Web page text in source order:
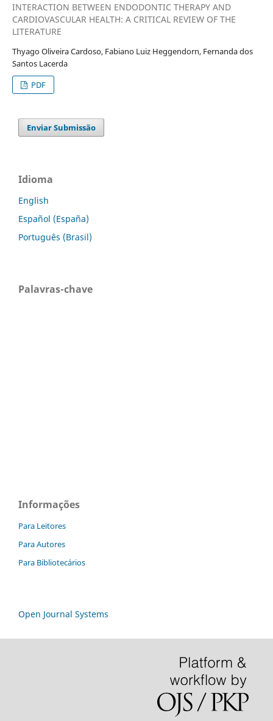
INTERACTION BETWEEN ENDODONTIC THERAPY AND
CARDIOVASCULAR HEALTH: A CRITICAL REVIEW OF THE
LITERATURE
Thyago Oliveira Cardoso, Fabiano Luiz Heggendorn, Fernanda dos
Santos Lacerda
PDF
Enviar Submissão
Idioma
English
Español (España)
Português (Brasil)
Palavras-chave
Informações
Para Leitores
Para Autores
Para Bibliotecários
Open Journal Systems